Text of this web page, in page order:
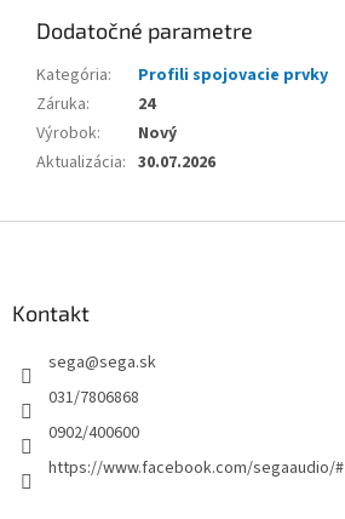
Dodatočné parametre
Kategória:
Profili spojovacie prvky
Záruka:
24
Výrobok:
Nový
Aktualizácia: 30.07.2026
Kontakt
sega@sega.sk
031/7806868
0902/400600
https://www.facebook.com/segaaudio/#